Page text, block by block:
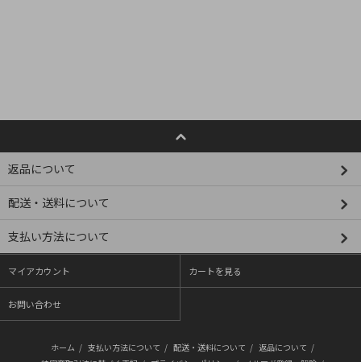
返品について
配送・送料について
支払い方法について
マイアカウント カートを見る
お問い合わせ
ホーム / 支払い方法について / 配送・送料について / 返品について /